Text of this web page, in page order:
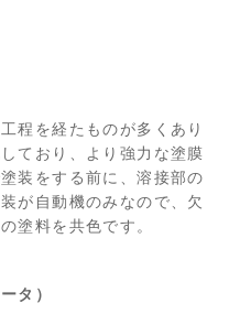
程を経たものが多くあり
ており、より強力な塗膜
装をする前に、溶接部の
が自動機のみなので、欠
塗料を共色です。
タ）